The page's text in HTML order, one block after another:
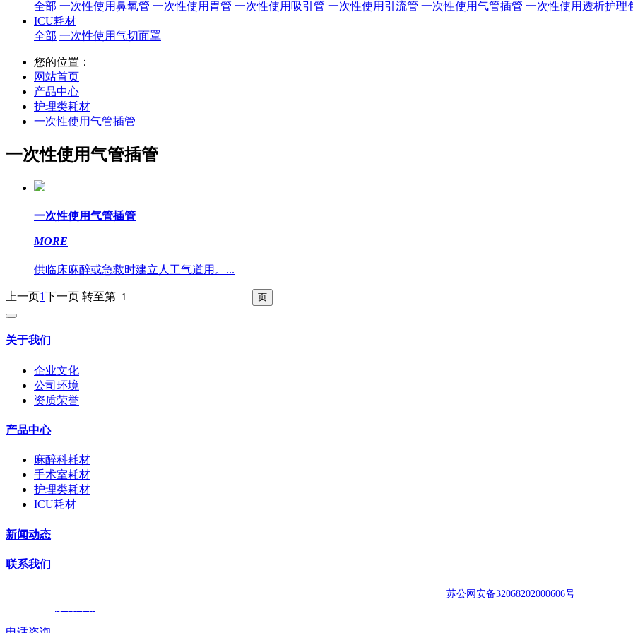
全部 一次性使用鼻氧管 一次性使用胃管 一次性使用吸引管 一次性使用引流管 一次性使用气管插管 一次性使用透析护理
ICU耗材
全部 一次性使用气切面罩
您的位置：
网站首页
产品中心
护理类耗材
一次性使用气管插管
一次性使用气管插管
一次性使用气管插管
MORE
供临床麻醉或急救时建立人工气道用。...
上一页1下一页 转至第
关于我们
企业文化
公司环境
资质荣誉
产品中心
麻醉科耗材
手术室耗材
护理类耗材
ICU耗材
新闻动态
联系我们
苏公网安备32068202000606号